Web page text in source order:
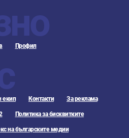
Профил
екип Контакти За реклама
Политика за бисквитките
на българските медии